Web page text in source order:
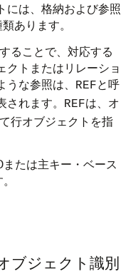
には、格納および参照
あります。
ることで、対応する
クトまたはリレーショ
な参照は、
REFと呼
れます。
REFは、オ
行オブジェクトを指
たは主キー・ベース
ブジェクト識別